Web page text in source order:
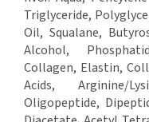
Triglyceride,
Oil, Squalane,
Alcohol,
Collagen, Elastin,
Acids, Arginine/
Oligopeptide,